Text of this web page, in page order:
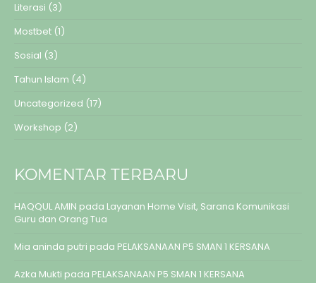
Literasi (3)
Mostbet (1)
Sosial (3)
Tahun Islam (4)
Uncategorized (17)
Workshop (2)
KOMENTAR TERBARU
HAQQUL AMIN pada Layanan Home Visit, Sarana Komunikasi
Guru dan Orang Tua
Mia aninda putri pada PELAKSANAAN P5 SMAN 1 KERSANA
Azka Mukti pada PELAKSANAAN P5 SMAN 1 KERSANA